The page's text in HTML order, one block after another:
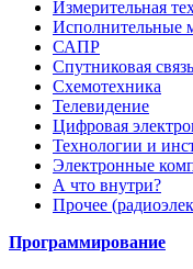
Измерительная
Исполнительные
САПР
Спутниковая связь
Схемотехника
Телевидение
Цифровая
Технологии и
Электронные
А что внутри?
Прочее
Программирование